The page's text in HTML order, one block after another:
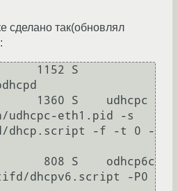
сделано так(обновлял
eth1.pid -s
dhcp.script -f -t 0 -
dhcpv6.script -P0